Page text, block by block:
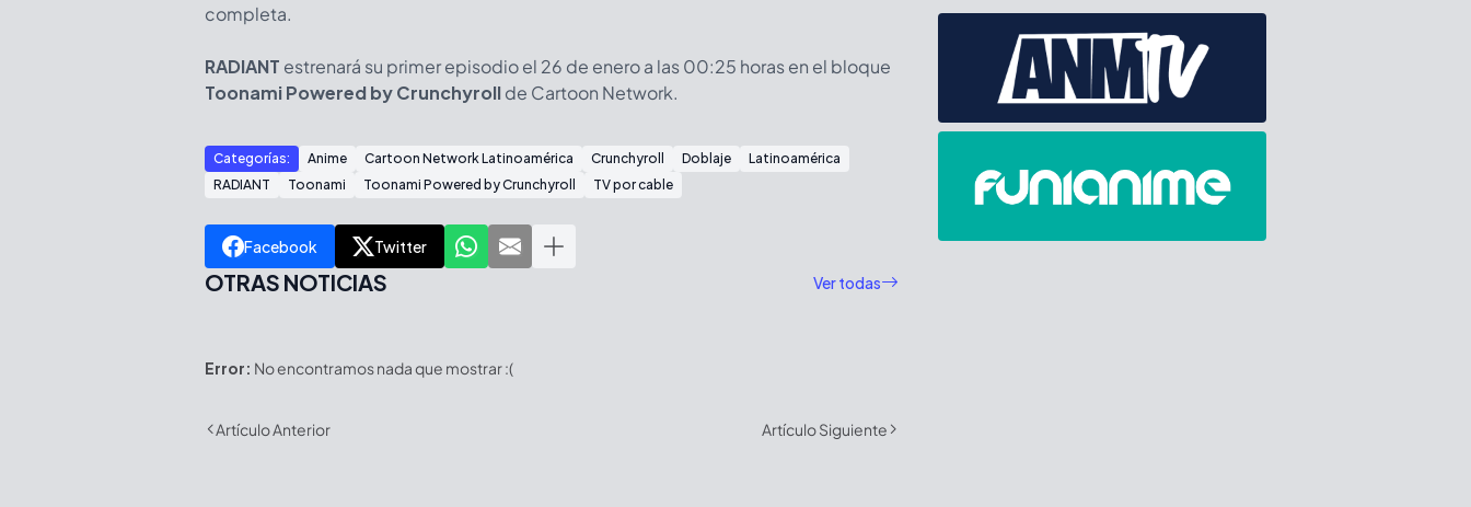
completa.
RADIANT estrenará su primer episodio el 26 de enero a las 00:25 horas en el bloque
Toonami Powered by Crunchyrollde Cartoon Network.
Categorías: Anime Cartoon Network Latinoamérica Crunchyroll Doblaje
Latinoamérica
RADIANT
Toonami Toonami Powered by Crunchyroll TV por cable
Facebook Twitter
OTRAS NOTICIAS Ver todas
Error: No encontramos nada que mostrar :(
Artículo Anterior Artículo Siguiente